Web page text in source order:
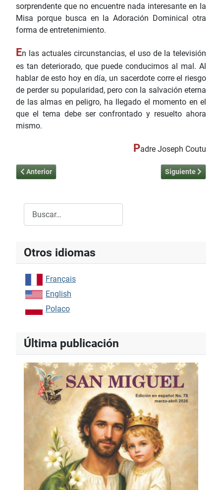
sorprendente que no encuentre nada interesante en la
Misa porque busca en la Adoración Dominical otra
forma de entretenimiento.
En las actuales circunstancias, el uso de la televisión
es tan deteriorado, que puede conducirnos al mal. Al
hablar de esto hoy en día, un sacerdote corre el riesgo
de perder su popularidad, pero con la salvación eterna
de las almas en peligro, ha llegado el momento en el
que el tema debe ser confrontado y resuelto ahora
mismo.
Padre Joseph Coutu
Artículo anterior: El Nacimiento de Jesús
Anterior Artículo
Siguiente
Otros idiomas
Français
English
Polaco
Última publicación